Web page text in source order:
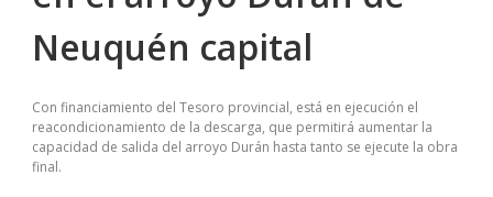
Neuquén capital
Con financiamiento del Tesoro provincial, está en ejecución el
reacondicionamiento de la descarga, que permitirá aumentar la
capacidad de salida del arroyo Durán hasta tanto se ejecute la obra
final.